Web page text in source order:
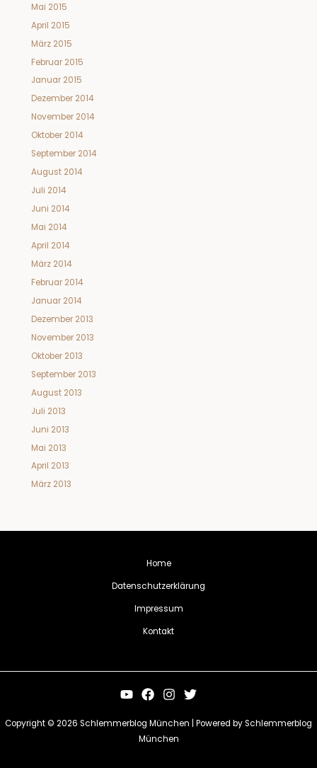
Mai 2015
April 2015
März 2015
Februar 2015
Januar 2015
Dezember 2014
November 2014
Oktober 2014
September 2014
August 2014
Juli 2014
Juni 2014
Mai 2014
April 2014
März 2014
Februar 2014
Januar 2014
Dezember 2013
November 2013
Oktober 2013
September 2013
August 2013
Juli 2013
Juni 2013
Mai 2013
April 2013
März 2013
Home
Datenschutzerklärung
Impressum
Kontakt
Copyright © 2026 Schlemmerblog München | Powered by Schlemmerblog
München